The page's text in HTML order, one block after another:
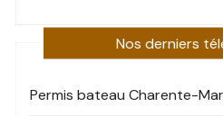
Nos derniers
Permis bateau Charente-